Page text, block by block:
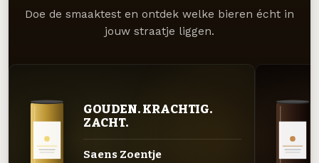
Doe de smaaktest en ontdek welke bieren écht in
jouw straatje liggen.
GOUDEN. KRACHTIG.
ZACHT.
Saens Zoentje